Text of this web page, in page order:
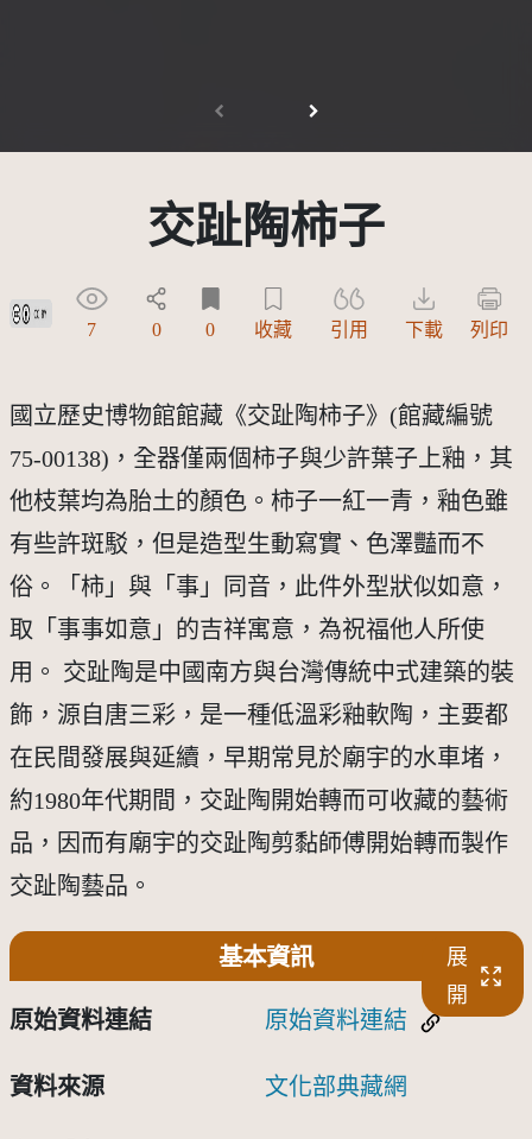
交趾陶柿子
創用CC姓名標示 3.0 台灣及其後版本(CC BY 3.0 TW +)
7 0 0 收藏 引用 下載 列印
國立歷史博物館館藏《交趾陶柿子》(館藏編號
75-00138)，全器僅兩個柿子與少許葉子上釉，其
他枝葉均為胎土的顏色。柿子一紅一青，釉色雖
有些許斑駁，但是造型生動寫實、色澤豔而不
俗。「柿」與「事」同音，此件外型狀似如意，
取「事事如意」的吉祥寓意，為祝福他人所使
用。 交趾陶是中國南方與台灣傳統中式建築的裝
飾，源自唐三彩，是一種低溫彩釉軟陶，主要都
在民間發展與延續，早期常見於廟宇的水車堵，
約1980年代期間，交趾陶開始轉而可收藏的藝術
品，因而有廟宇的交趾陶剪黏師傅開始轉而製作
交趾陶藝品。
基本資訊
展
開
原始資料連結 原始資料連結
資料來源 文化部典藏網